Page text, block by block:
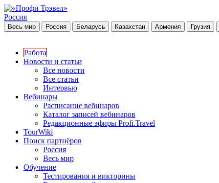
Россия
Весь мир Россия Беларусь Казахстан Армения Грузия
Работа
Новости и статьи
Все новости
Все статьи
Интервью
Вебинары
Расписание вебинаров
Каталог записей вебинаров
Редакционные эфиры Profi.Travel
TourWiki
Поиск партнёров
Россия
Весь мир
Обучение
Тестирования и викторины